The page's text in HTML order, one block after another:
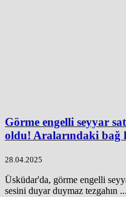
Görme engelli seyyar
oldu! Aralarındaki bağ
28.04.2025
Üsküdar'da, görme engelli
sesini duyar duymaz tezgahın ...